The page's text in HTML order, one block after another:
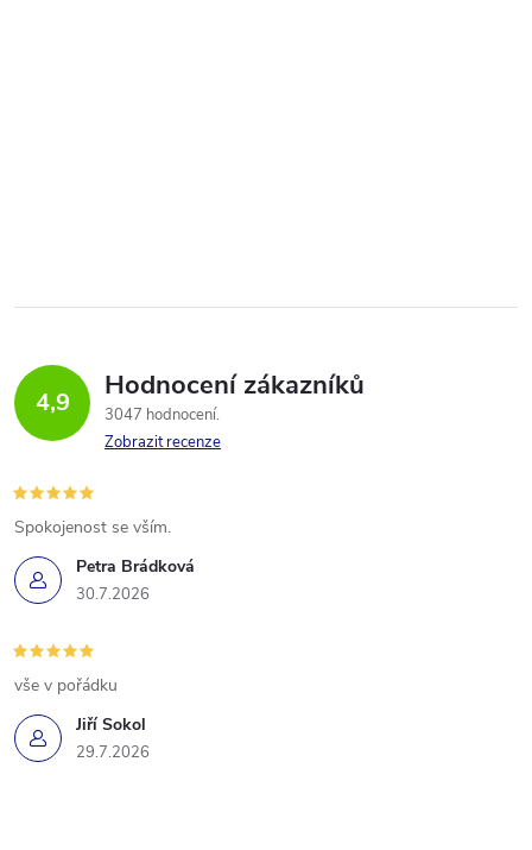
4,9 Hodnocení zákazníků
3047 hodnocení
Zobrazit recenze
Petra Brádková
30.7.2026
Spokojenost se vším.
Jiří Sokol
29.7.2026
vše v pořádku